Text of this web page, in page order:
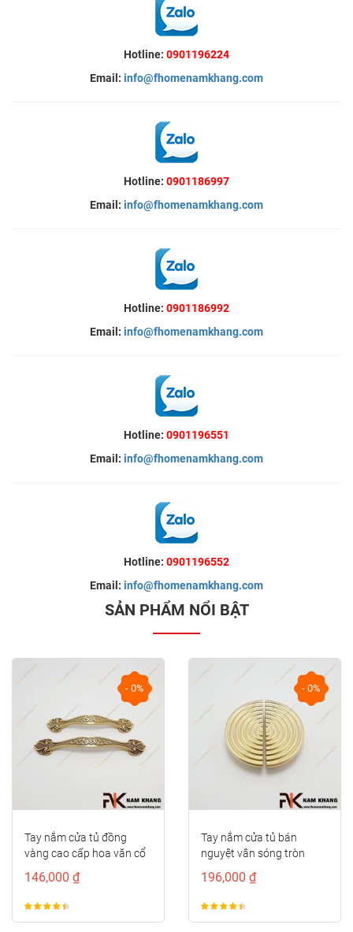
Hotline: 0901196224
Email: info@fhomenamkhang.com
Hotline: 0901186997
Email: info@fhomenamkhang.com
Hotline: 0901186992
Email: info@fhomenamkhang.com
Hotline: 0901196551
Email: info@fhomenamkhang.com
Hotline: 0901196552
Email: info@fhomenamkhang.com
SẢN PHẨM NỔI BẬT
- 0%
Tay nắm cửa tủ đồng
vàng cao cấp hoa văn cổ
146,000 ₫
- 0%
Tay nắm cửa tủ bán
nguyệt vân sóng tròn
196,000 ₫